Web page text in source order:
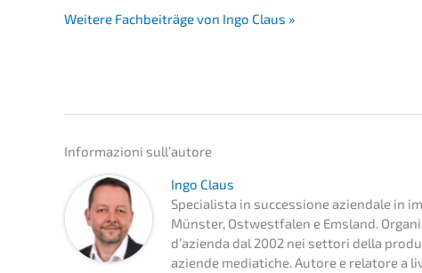
Weite­re Fachbei­trä­ge von Ingo Claus »
Infor­ma­zio­ni sull’autore
Ingo Claus
Specia­lis­ta in succes­sio­ne aziend­a­le in
Münster, Ostwest­fa­len e Emsland.
d’azi­en­da dal 2002 nei setto­ri della
azien­de media­ti­che. Autore e relato­re a